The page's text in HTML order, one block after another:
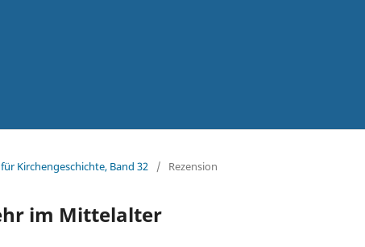
Kirchengeschichte, Band 32 / Rezension
im Mittelalter